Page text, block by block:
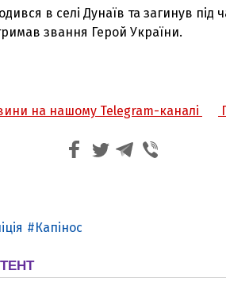
в селі Дунаїв та загинув під
звання Герой України.
на нашому Telegram-каналі
Капінос